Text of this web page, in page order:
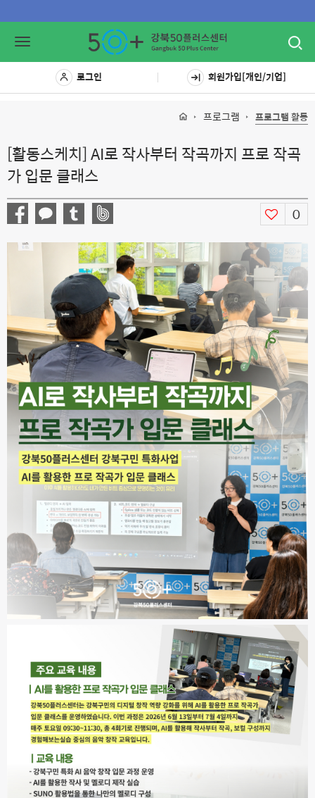
Toggle
로그인 회원가입[개인/기업]
프로그램 프로그램 활동
[활동스케치] AI로 작사부터 작곡까지 프로 작곡
가 입문 클래스
0